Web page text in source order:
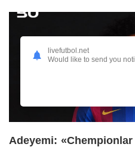
Adeyemi:
livefutbol.net
Would like to send you